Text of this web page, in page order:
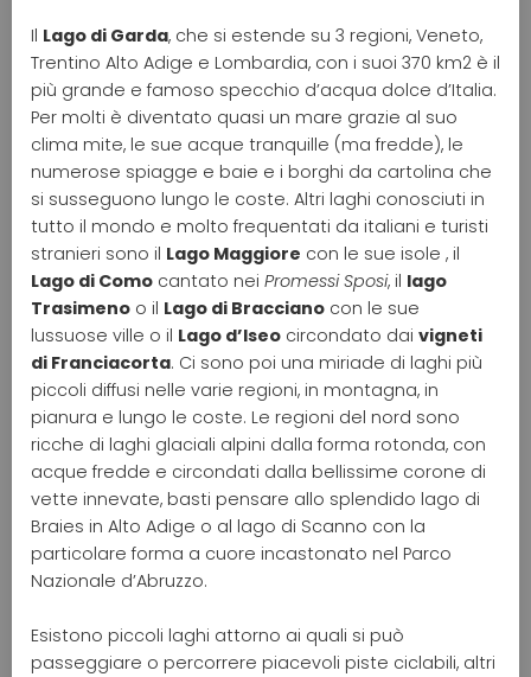
Il Lago di Garda, che si estende su 3 regioni, Veneto,
Trentino Alto Adige e Lombardia, con i suoi 370 km2 è il
più grande e famoso specchio d’acqua dolce d’Italia.
Per molti è diventato quasi un mare grazie al suo
clima mite, le sue acque tranquille (ma fredde), le
numerose spiagge e baie e i borghi da cartolina che
si susseguono lungo le coste. Altri laghi conosciuti in
tutto il mondo e molto frequentati da italiani e turisti
stranieri sono il Lago Maggiore con le sue isole , il
Lago di Como cantato nei Promessi Sposi, il lago
Trasimeno o il Lago di Bracciano con le sue
lussuose ville o il Lago d’Iseo circondato dai vigneti
di Franciacorta. Ci sono poi una miriade di laghi più
piccoli diffusi nelle varie regioni, in montagna, in
pianura e lungo le coste. Le regioni del nord sono
ricche di laghi glaciali alpini dalla forma rotonda, con
acque fredde e circondati dalla bellissime corone di
vette innevate, basti pensare allo splendido lago di
Braies in Alto Adige o al lago di Scanno con la
particolare forma a cuore incastonato nel Parco
Nazionale d’Abruzzo.
Esistono piccoli laghi attorno ai quali si può
passeggiare o percorrere piacevoli piste ciclabili, altri